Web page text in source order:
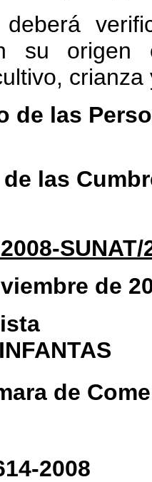
su
de las
las
SUNAT/
de
de
2008